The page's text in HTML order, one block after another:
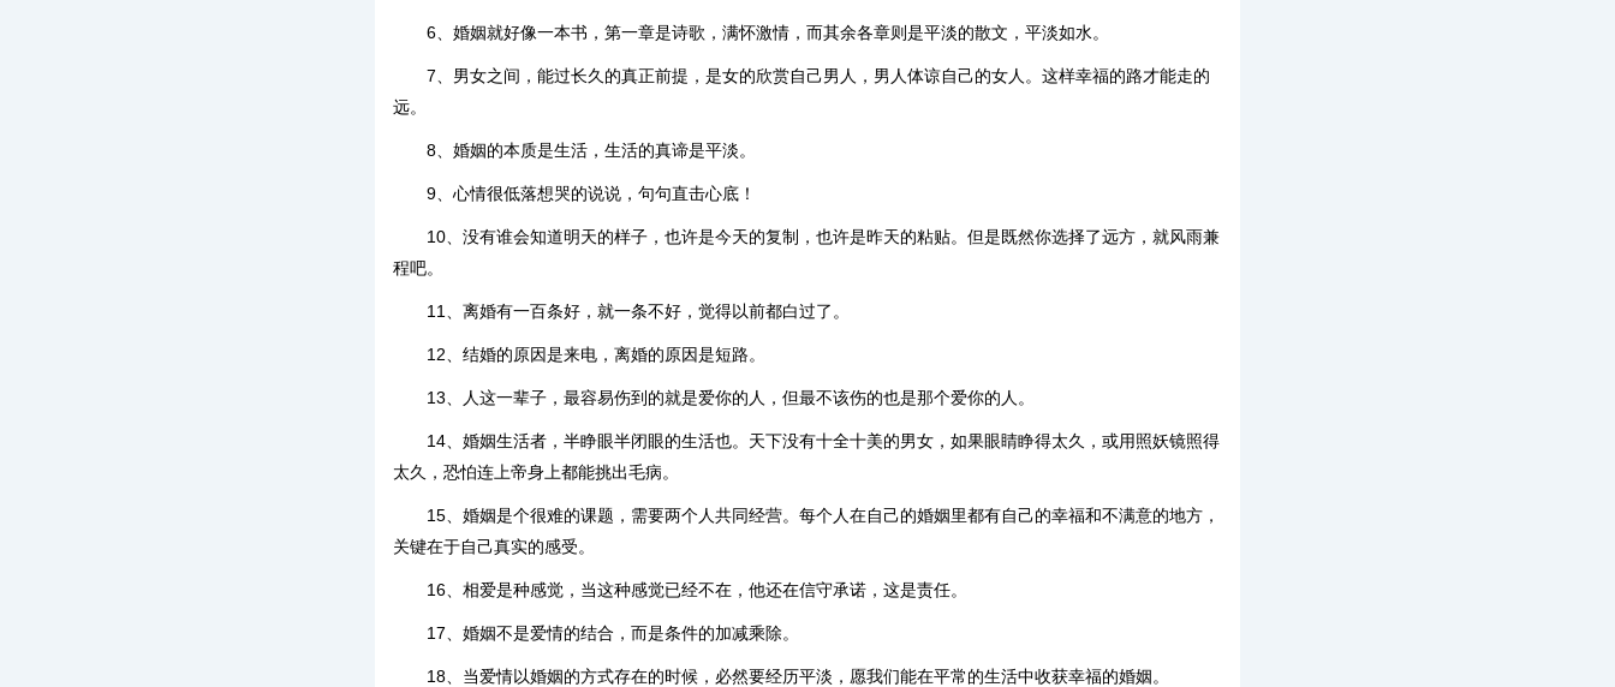
6、婚姻就好像一本书，第一章是诗歌，满怀激情，而其余各章则是平淡的散文，平淡如水。
7、男女之间，能过长久的真正前提，是女的欣赏自己男人，男人体谅自己的女人。这样幸福的路才能走的
远。
8、婚姻的本质是生活，生活的真谛是平淡。
9、心情很低落想哭的说说，句句直击心底！
10、没有谁会知道明天的样子，也许是今天的复制，也许是昨天的粘贴。但是既然你选择了远方，就风雨兼
程吧。
11、离婚有一百条好，就一条不好，觉得以前都白过了。
12、结婚的原因是来电，离婚的原因是短路。
13、人这一辈子，最容易伤到的就是爱你的人，但最不该伤的也是那个爱你的人。
14、婚姻生活者，半睁眼半闭眼的生活也。天下没有十全十美的男女，如果眼睛睁得太久，或用照妖镜照得
太久，恐怕连上帝身上都能挑出毛病。
15、婚姻是个很难的课题，需要两个人共同经营。每个人在自己的婚姻里都有自己的幸福和不满意的地方，
关键在于自己真实的感受。
16、相爱是种感觉，当这种感觉已经不在，他还在信守承诺，这是责任。
17、婚姻不是爱情的结合，而是条件的加减乘除。
18、当爱情以婚姻的方式存在的时候，必然要经历平淡，愿我们能在平常的生活中收获幸福的婚姻。